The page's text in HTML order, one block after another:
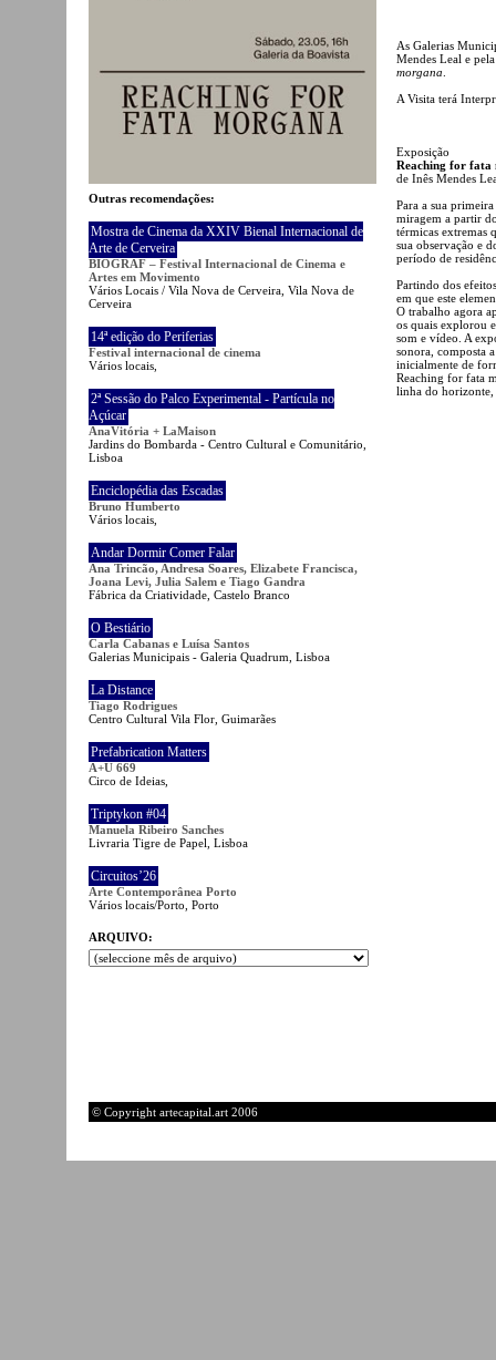
Outras recomendações:
Mostra de Cinema da XXIV Bienal Internacional de
Arte de Cerveira
BIOGRAF – Festival Internacional de Cinema e
Artes em Movimento
Vários Locais / Vila Nova de Cerveira, Vila Nova de
Cerveira
14ª edição do Periferias
Festival internacional de cinema
Vários locais,
2ª Sessão do Palco Experimental - Partícula no
Açúcar
AnaVitória + LaMaison
Jardins do Bombarda - Centro Cultural e Comunitário,
Lisboa
Enciclopédia das Escadas
Bruno Humberto
Vários locais,
Andar Dormir Comer Falar
Ana Trincão, Andresa Soares, Elizabete Francisca,
Joana Levi, Julia Salem e Tiago Gandra
Fábrica da Criatividade, Castelo Branco
O Bestiário
Carla Cabanas e Luísa Santos
Galerias Municipais - Galeria Quadrum, Lisboa
La Distance
Tiago Rodrigues
Centro Cultural Vila Flor, Guimarães
Prefabrication Matters
A+U 669
Circo de Ideias,
Triptykon #04
Manuela Ribeiro Sanches
Livraria Tigre de Papel, Lisboa
Circuitos’26
Arte Contemporânea Porto
Vários locais/Porto, Porto
ARQUIVO:
As Galerias
Mendes Leal e
morgana
A Visita terá
Exposição
Reaching for fata
de Inês Mendes
Para a sua
miragem a partir
térmicas extremas
sua observação e
período de
Partindo dos
em que este
O trabalho agora
os quais explorou
som e vídeo. A
sonora, composta
inicialmente de
Reaching for fata
linha do horizonte,
© Copyright artecapital.art 2006